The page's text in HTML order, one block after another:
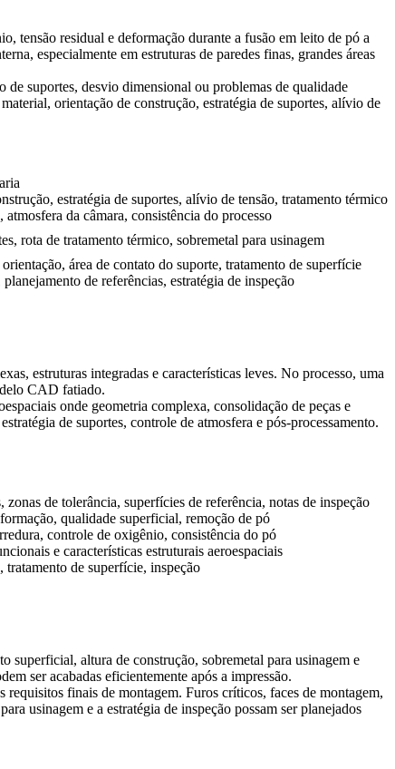
tensão residual e deformação durante a fusão em leito de pó a
especialmente em estruturas de paredes finas, grandes áreas
suportes, desvio dimensional ou problemas de qualidade
orientação de construção, estratégia de suportes, alívio de
estratégia de suportes, alívio de tensão, tratamento térmico
da câmara, consistência do processo
rota de tratamento térmico, sobremetal para usinagem
área de contato do suporte, tratamento de superfície
de referências, estratégia de inspeção
estruturas integradas e características leves. No processo, uma
CAD fatiado.
onde geometria complexa, consolidação de peças e
de suportes, controle de atmosfera e pós-processamento.
zonas de tolerância, superfícies de referência, notas de inspeção
qualidade superficial, remoção de pó
controle de oxigênio, consistência do pó
e características estruturais aeroespaciais
de superfície, inspeção
superficial, altura de construção, sobremetal para usinagem e
ser acabadas eficientemente após a impressão.
finais de montagem. Furos críticos, faces de montagem,
usinagem e a estratégia de inspeção possam ser planejados